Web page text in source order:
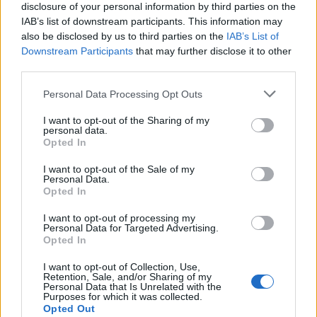
disclosure of your personal information by third parties on the
IAB’s list of downstream participants. This information may
also be disclosed by us to third parties on the IAB’s List of
Downstream Participants that may further disclose it to other
Personal Data Processing Opt Outs
I want to opt-out of the Sharing of my
personal data.
Opted In
I want to opt-out of the Sale of my
Personal Data.
Opted In
I want to opt-out of processing my
Personal Data for Targeted Advertising.
Opted In
I want to opt-out of Collection, Use,
Retention, Sale, and/or Sharing of my
Personal Data that Is Unrelated with the
Purposes for which it was collected.
Opted Out
Η αναβάθμιση των αθλητικών εγκαταστάσεων
εκτιμάται ότι θα ενισχύσει τη δυνατότητα
φιλοξενίας διοργανώσεων και αθλητικών
εκδηλώσεων, δημιουργώντας προστιθέμενη αξία
για την τοπική οικονομία και συμβάλλοντας στη
συνολική αναπτυξιακή εικόνα της Θερμής.